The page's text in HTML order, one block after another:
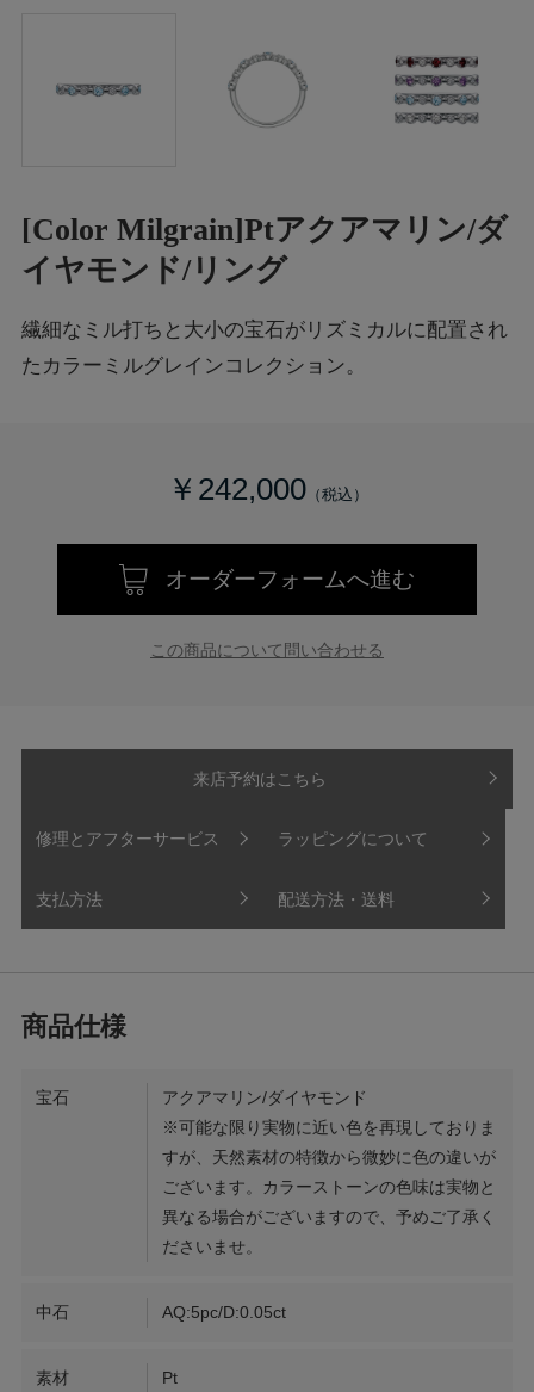
[Color Milgrain]Ptアクアマリン/ダ
イヤモンド/リング
繊細なミル打ちと大小の宝石がリズミカルに配置され
たカラーミルグレインコレクション。
￥242,000
オーダーフォームへ進む
この商品について問い合わせる
来店予約はこちら
修理とアフターサービス ラッピングについて
支払方法 配送方法・送料
宝石
アクアマリン/ダイヤモンド
※可能な限り実物に近い色を再現しておりま
すが、天然素材の特徴から微妙に色の違いが
ございます。カラーストーンの色味は実物と
異なる場合がございますので、予めご了承く
ださいませ。
中石 AQ:5pc/D:0.05ct
素材 Pt